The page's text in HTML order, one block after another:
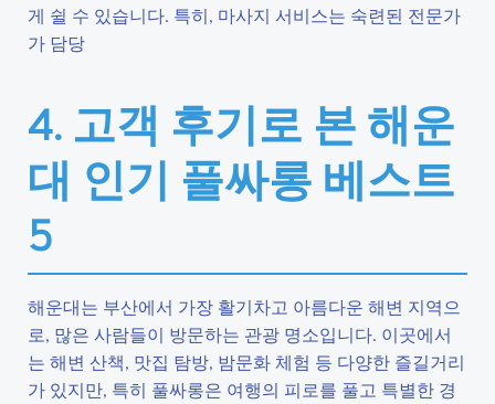
게 쉴 수 있습니다. 특히, 마사지 서비스는 숙련된 전문가
가 담당
4. 고객 후기로 본 해운
대 인기 풀싸롱 베스트
5
해운대는 부산에서 가장 활기차고 아름다운 해변 지역으
로, 많은 사람들이 방문하는 관광 명소입니다. 이곳에서
는 해변 산책, 맛집 탐방, 밤문화 체험 등 다양한 즐길거리
가 있지만, 특히 풀싸롱은 여행의 피로를 풀고 특별한 경